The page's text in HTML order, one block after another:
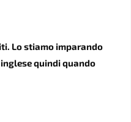
Lo stiamo imparando
quindi quando